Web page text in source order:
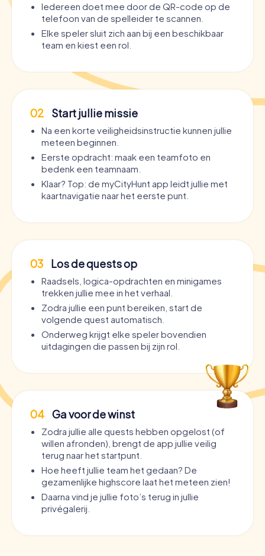
Iedereen doet mee door de QR-code op de
telefoon van de spelleider te scannen.
Elke speler sluit zich aan bij een beschikbaar
team en kiest een rol.
02 Start jullie missie
Na een korte veiligheidsinstructie kunnen jullie
meteen beginnen.
Eerste opdracht: maak een teamfoto en
bedenk een teamnaam.
Klaar? Top: de myCityHunt app leidt jullie met
kaartnavigatie naar het eerste punt.
03 Los de quests op
Raadsels, logica-opdrachten en minigames
trekken jullie mee in het verhaal.
Zodra jullie een punt bereiken, start de
volgende quest automatisch.
Onderweg krijgt elke speler bovendien
uitdagingen die passen bij zijn rol.
04 Ga voor de winst
Zodra jullie alle quests hebben opgelost (of
willen afronden), brengt de app jullie veilig
terug naar het startpunt.
Hoe heeft jullie team het gedaan? De
gezamenlijke highscore laat het meteen zien!
Daarna vind je jullie foto’s terug in jullie
privégalerij.